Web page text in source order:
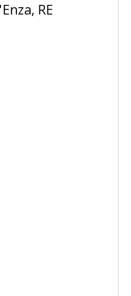
RE